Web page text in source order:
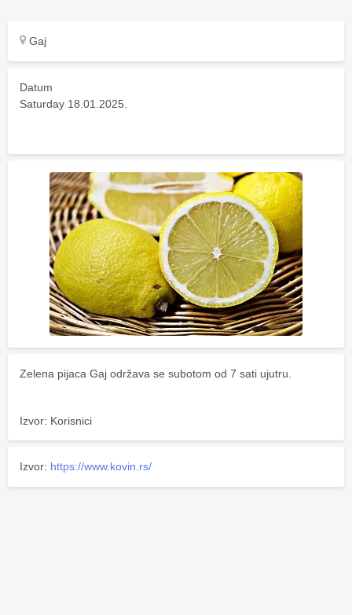
Gaj
Datum
Saturday 18.01.2025.
Zelena pijaca Gaj održava se subotom od 7 sati ujutru.
Izvor: Korisnici
Izvor: https://www.kovin.rs/